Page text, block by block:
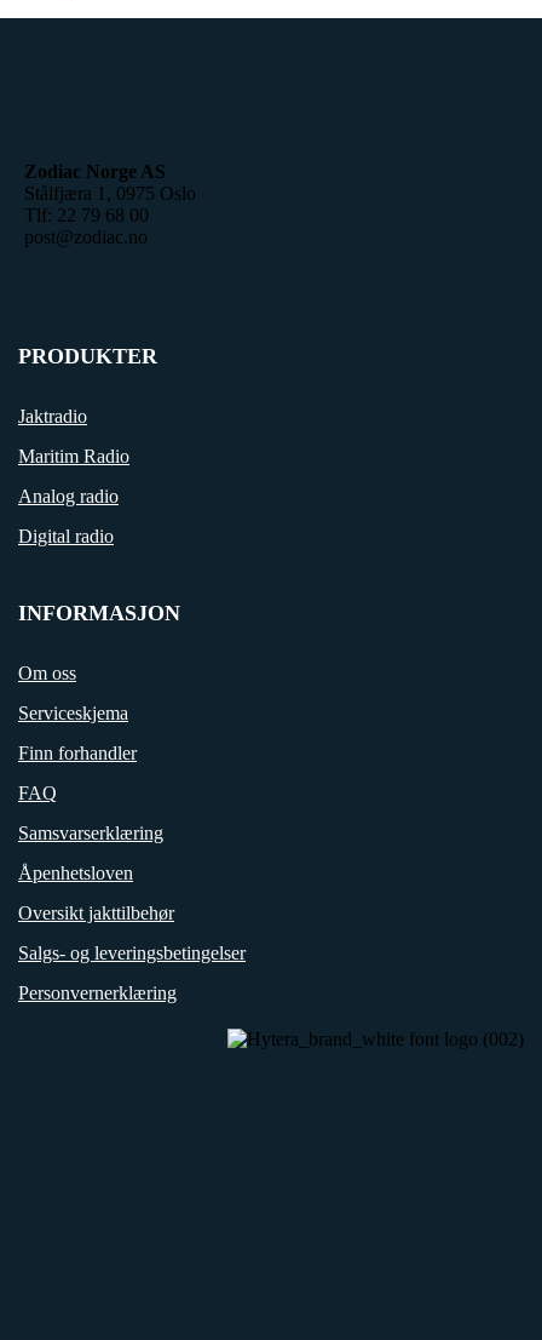
Zodiac Norge AS
Stålfjæra 1, 0975 Oslo
Tlf: 22 79 68 00
post@zodiac.no
PRODUKTER
Jaktradio
Maritim Radio
Analog radio
Digital radio
INFORMASJON
Om oss
Serviceskjema
Finn forhandler
FAQ
Samsvarserklæring
Åpenhetsloven
Oversikt jakttilbehør
Salgs- og leveringsbetingelser
Personvernerklæring